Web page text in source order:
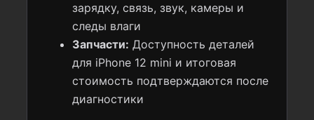
зарядку, связь, звук, камеры и
следы влаги
Запчасти: Доступность деталей
для iPhone 12 mini и итоговая
стоимость подтверждаются после
диагностики